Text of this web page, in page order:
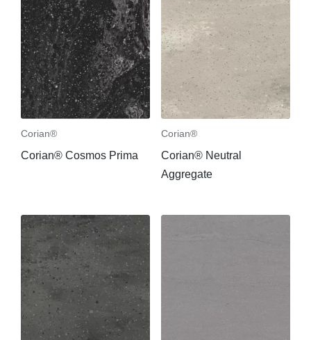
Corian®
Corian® Cosmos Prima
Corian®
Corian® Neutral
Aggregate